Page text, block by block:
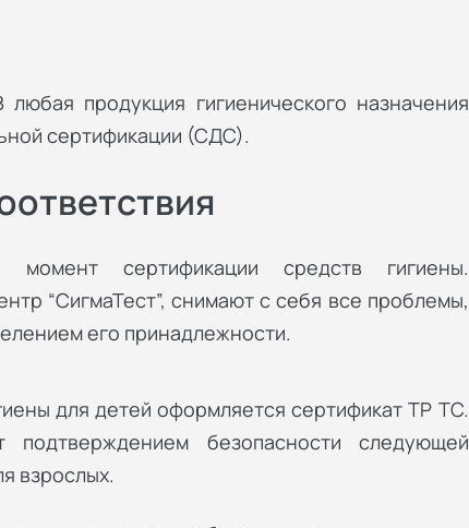
продукция гигиенического назначения
сертификации (СДС).
сертификации средств гигиены.
“СигмаТест”, снимают с себя все проблемы,
его принадлежности.
для детей оформляется сертификат ТР ТС.
безопасности следующей
взрослых.